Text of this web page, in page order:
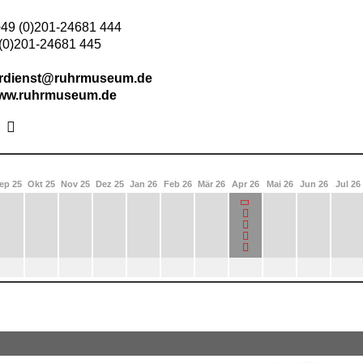
(0)201-24681 444
24681 445
25 Okt 25 Nov 25 Dez 25 Jan 26 Feb 26 Mär 26 Apr 26 Mai 26 Jun 26 Jul 26